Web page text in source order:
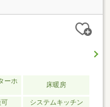
ーホ
床暖房
システムキッチン